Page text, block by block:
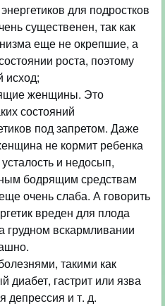
для подростков
существенен, так как
еще не окрепшие, а
роста, поэтому
исход;
женщины. Это
состояний
под запретом. Даже
не кормит ребенка
и недосып,
бодрящим средствам
очень слаба. А говорить
вреден для плода
грудном вскармливании
такими как
диабет, гастрит или язва
депрессия и т. д.